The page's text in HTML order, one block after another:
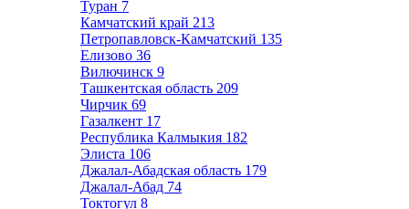
Туран 7
Камчатский край 213
Петропавловск-Камчатский 135
Елизово 36
Вилючинск 9
Ташкентская область 209
Чирчик 69
Газалкент 17
Республика Калмыкия 182
Элиста 106
Джалал-Абадская область 179
Джалал-Абад 74
Токтогул 8